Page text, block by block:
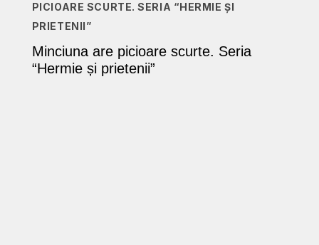
PICIOARE SCURTE. SERIA “HERMIE ȘI
PRIETENII”
Minciuna are picioare scurte. Seria
“Hermie și prietenii”